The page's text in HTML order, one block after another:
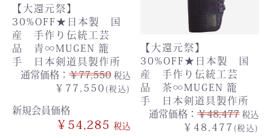
【大還元祭】
30%OFF★日本製 国
産 手作り伝統工芸
品 青∞MUGEN 籠
手 日本剣道具製作所
通常価格： ￥77,550 税込
￥77,550 (税込)
新規会員価格
￥54,285
【大還元祭】
30%OFF★日本製 国
産 手作り伝統工芸
品 茶∞MUGEN 籠
手 日本剣道具製作所
通常価格： ￥48,477 税込
￥48,477 (税込)